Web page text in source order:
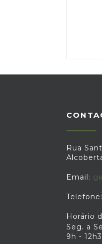
Rua
Email:
Horário
Seg. a
9h -